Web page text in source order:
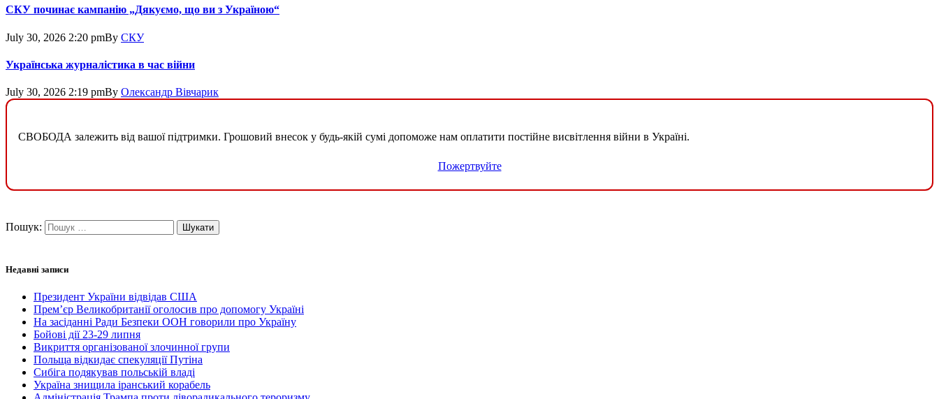
СКУ починає кампанію „Дякуємо, що ви з Україною“
July 30, 2026 2:20 pmBy СКУ
Українська журналістика в час війни
July 30, 2026 2:19 pmBy Олександр Вівчарик
СВОБОДА залежить від вашої підтримки. Грошовий внесок у будь-якій сумі допоможе нам оплатити постійне висвітлення війни в Україні.
Пожертвуйте
Пошук:
Недавні записи
Президент України відвідав США
Прем’єр Великобританії оголосив про допомогу Україні
На засіданні Ради Безпеки ООН говорили про Україну
Бойові дії 23-29 липня
Викриття організованої злочинної групи
Польща відкидає спекуляції Путіна
Сибіга подякував польській владі
Україна знищила іранський корабель